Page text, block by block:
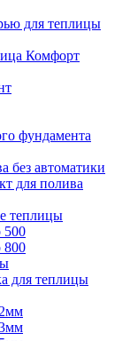
для теплицы
Комфорт
фундамента
без автоматики
для полива
теплицы
500
800
для теплицы